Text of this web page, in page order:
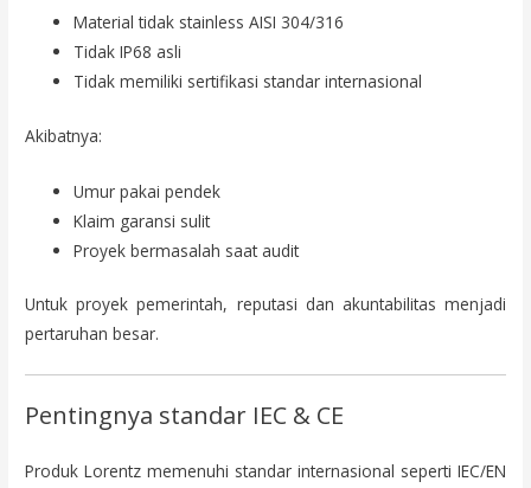
Material tidak stainless AISI 304/316
Tidak IP68 asli
Tidak memiliki sertifikasi standar internasional
Akibatnya:
Umur pakai pendek
Klaim garansi sulit
Proyek bermasalah saat audit
Untuk proyek pemerintah, reputasi dan akuntabilitas menjadi
pertaruhan besar.
Pentingnya standar IEC & CE
Produk Lorentz memenuhi standar internasional seperti IEC/EN